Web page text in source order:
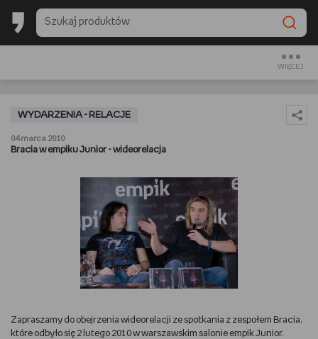
WIĘCEJ
BACK TO SCHOOL
SŁUCHAM
PREZENTOWNIKI
WYDARZENIA - RELACJE
04 marca 2010
Bracia w empiku Junior - wideorelacja
Zapraszamy do obejrzenia wideorelacji ze spotkania z zespołem Bracia,
które odbyło się 2 lutego 2010 w warszawskim salonie empik Junior.